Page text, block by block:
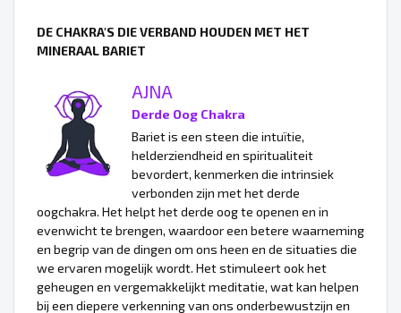
DE CHAKRA'S DIE VERBAND HOUDEN MET HET
MINERAAL BARIET
AJNA
Derde Oog Chakra
Bariet is een steen die intuïtie,
helderziendheid en spiritualiteit
bevordert, kenmerken die intrinsiek
verbonden zijn met het derde
oogchakra. Het helpt het derde oog te openen en in
evenwicht te brengen, waardoor een betere waarneming
en begrip van de dingen om ons heen en de situaties die
we ervaren mogelijk wordt. Het stimuleert ook het
geheugen en vergemakkelijkt meditatie, wat kan helpen
bij een diepere verkenning van ons onderbewustzijn en